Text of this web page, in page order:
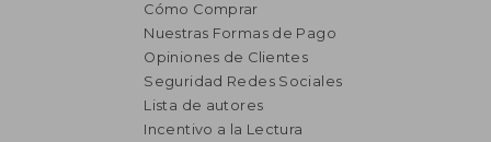
Cómo Comprar
Nuestras Formas de Pago
Opiniones de Clientes
Seguridad Redes Sociales
Lista de autores
Incentivo a la Lectura